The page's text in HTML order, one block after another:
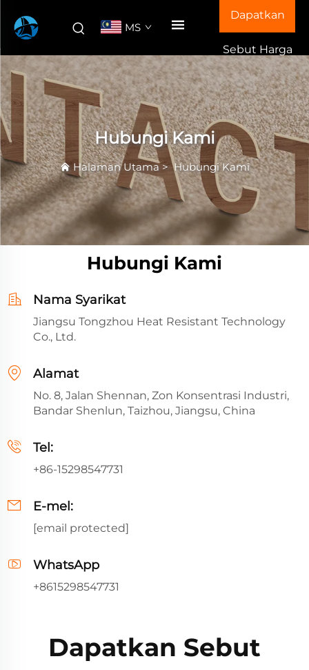
MS
Dapatkan
Sebut Harga
Hubungi Kami
Halaman Utama>Hubungi Kami
Hubungi Kami
Nama Syarikat
Jiangsu Tongzhou Heat Resistant Technology
Co., Ltd.
Alamat
No. 8, Jalan Shennan, Zon Konsentrasi Industri,
Bandar Shenlun, Taizhou, Jiangsu, China
Tel:
+86-15298547731
E-mel:
[email protected]
WhatsApp
+8615298547731
Dapatkan Sebut